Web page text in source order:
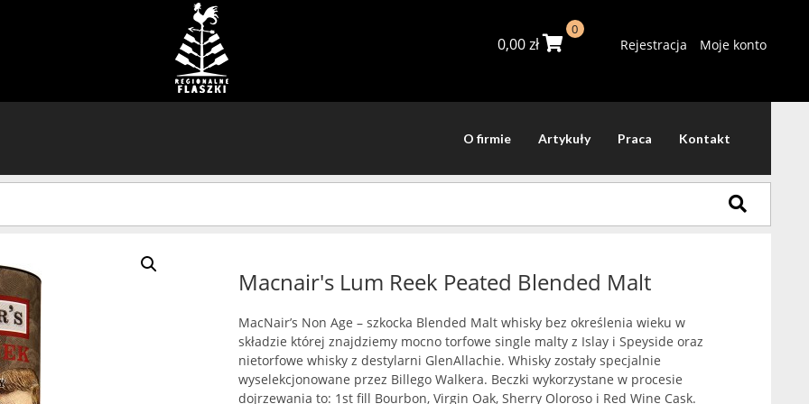
0,00zł
0
Rejestracja Moje konto
O firmie Artykuły Praca Kontakt
Macnair's Lum Reek Peated Blended Malt
MacNair’s Non Age – szkocka Blended Malt whisky bez określenia wieku w
składzie której znajdziemy mocno torfowe single malty z Islay i Speyside oraz
nietorfowe whisky z destylarni GlenAllachie. Whisky zostały specjalnie
wyselekcjonowane przez Billego Walkera. Beczki wykorzystane w procesie
dojrzewania to: 1st fill Bourbon, Virgin Oak, Sherry Oloroso i Red Wine Cask.